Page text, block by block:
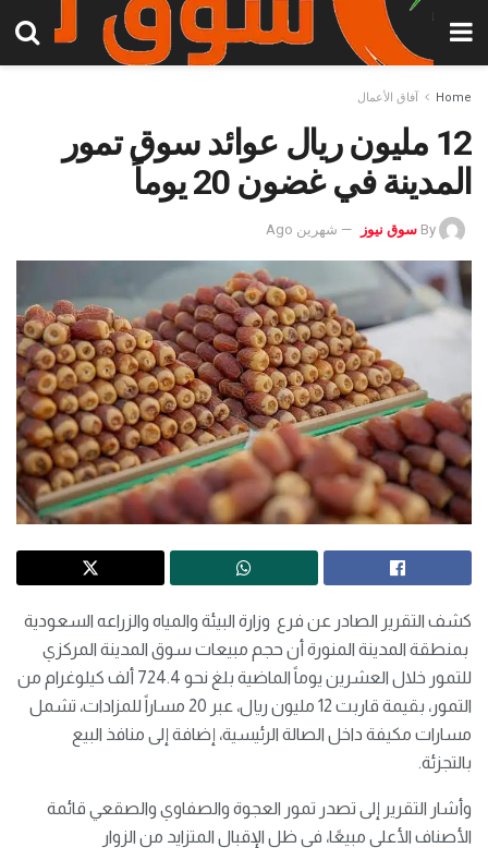
Home آفاق الأعمال
12 مليون ريال عوائد سوق تمور
المدينة في غضون 20 يوماً
By سوق نيوز شهرين Ago
كشف التقرير الصادر عن فرع وزارة البيئة والمياه والزراعه السعودية
بمنطقة المدينة المنورة أن حجم مبيعات سوق المدينة المركزي
للتمور خلال العشرين يوماً الماضية بلغ نحو 724.4 ألف كيلوغرام من
التمور، بقيمة قاربت 12 مليون ريال، عبر 20 مساراً للمزادات، تشمل
مسارات مكيفة داخل الصالة الرئيسية، إضافة إلى منافذ البيع
بالتجزئة.
وأشار التقرير إلى تصدر تمور العجوة والصفاوي والصقعي قائمة
الأصناف الأعلى مبيعًا، في ظل الإقبال المتزايد من الزوار